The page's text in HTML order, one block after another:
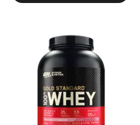
Este
producto
múltiples
variantes.
Las
opciones